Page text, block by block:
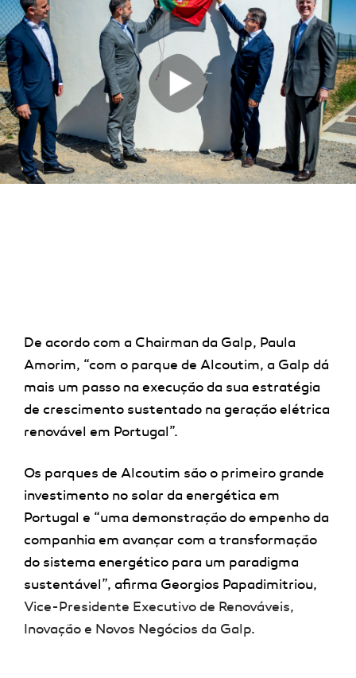
Reproduzir
Vídeo
De acordo com a Chairman da Galp, Paula
Amorim, “com o parque de Alcoutim, a Galp dá
mais um passo na execução da sua estratégia
de crescimento sustentado na geração elétrica
renovável em Portugal”.
Os parques de Alcoutim são o primeiro grande
investimento no solar da energética em
Portugal e “uma demonstração do empenho da
companhia em avançar com a transformação
do sistema energético para um paradigma
sustentável”, afirma Georgios Papadimitriou,
Vice-Presidente Executivo de Renováveis,
Inovação e Novos Negócios da Galp.